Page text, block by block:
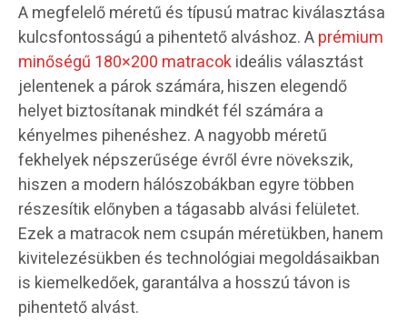
A megfelelő méretű és típusú matrac kiválasztása
kulcsfontosságú a pihentető alváshoz. Aprémium
minőségű 180×200 matracokideális választást
jelentenek a párok számára, hiszen elegendő
helyet biztosítanak mindkét fél számára a
kényelmes pihenéshez. A nagyobb méretű
fekhelyek népszerűsége évről évre növekszik,
hiszen a modern hálószobákban egyre többen
részesítik előnyben a tágasabb alvási felületet.
Ezek a matracok nem csupán méretükben, hanem
kivitelezésükben és technológiai megoldásaikban
is kiemelkedőek, garantálva a hosszú távon is
pihentető alvást.